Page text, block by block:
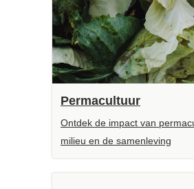
Permacultuur
Ontdek de impact van
milieu en de samenleving